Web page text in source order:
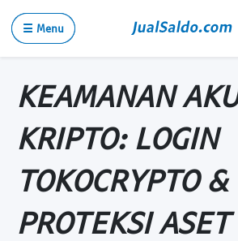
☰ Menu
KEAMANAN
KRIPTO: LOGIN
TOKOCRYPTO &
PROTEKSI ASET